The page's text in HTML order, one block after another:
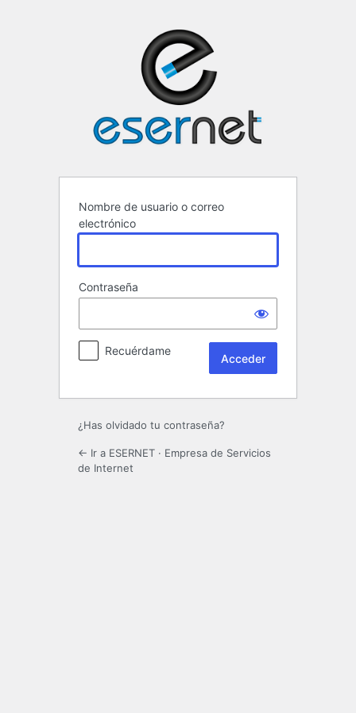
Nombre de usuario o correo
electrónico
Contraseña
Recuérdame
¿Has olvidado tu contraseña?
← Ir a ESERNET · Empresa de Servicios
de Internet